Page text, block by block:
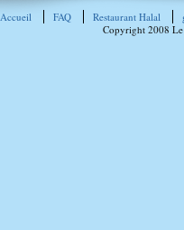
Accueil FAQ Restaurant Halal
Copyright 2008